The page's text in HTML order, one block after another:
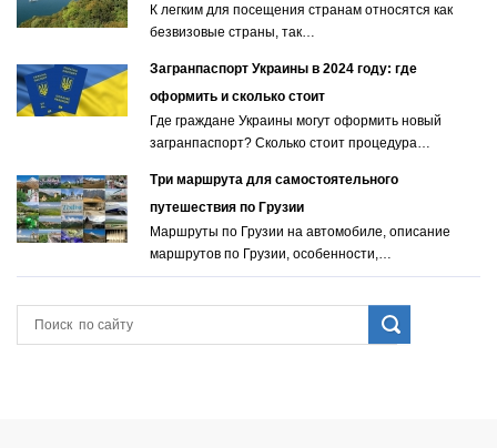
К легким для посещения странам относятся как
безвизовые страны, так…
Загранпаспорт Украины в 2024 году: где
оформить и сколько стоит
Где граждане Украины могут оформить новый
загранпаспорт? Сколько стоит процедура…
Три маршрута для самостоятельного
путешествия по Грузии
Маршруты по Грузии на автомобиле, описание
маршрутов по Грузии, особенности,…